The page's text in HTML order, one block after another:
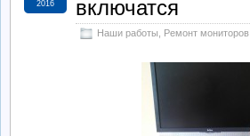
Ремонт StarLine
Ремонт Видеорегистраторов
включатся
Наши работы Ремонт мониторов
2016